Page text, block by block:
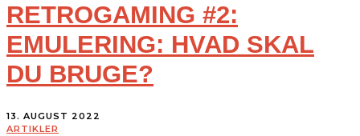
RETROGAMING #2:
EMULERING: HVAD SKAL
DU BRUGE?
13. AUGUST 2022
ARTIKLER